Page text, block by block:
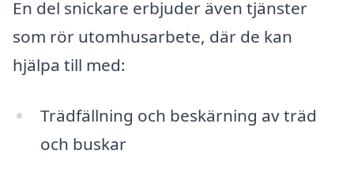
En del snickare erbjuder även tjänster
som rör utomhusarbete, där de kan
hjälpa till med:
Trädfällning och beskärning av träd
och buskar